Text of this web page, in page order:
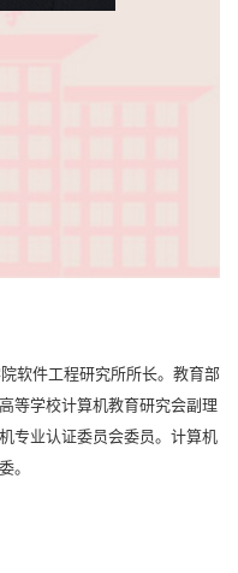
件工程研究所所长。教育部
等学校计算机教育研究会副理
专业认证委员会委员。计算机
。